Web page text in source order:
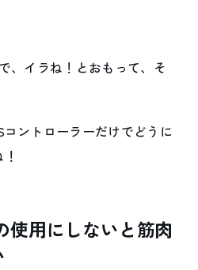
、イラね！とおもって、そ
ントローラーだけでどうに
使用にしないと筋肉